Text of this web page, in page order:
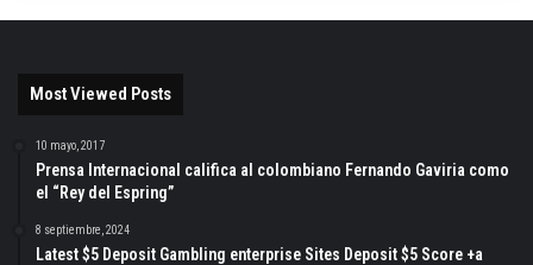
Most Viewed Posts
10 mayo, 2017
Prensa Internacional califica al colombiano Fernando Gaviria como
el “Rey del Espring”
8 septiembre, 2024
Latest $5 Deposit Gambling enterprise Sites Deposit $5 Score +a